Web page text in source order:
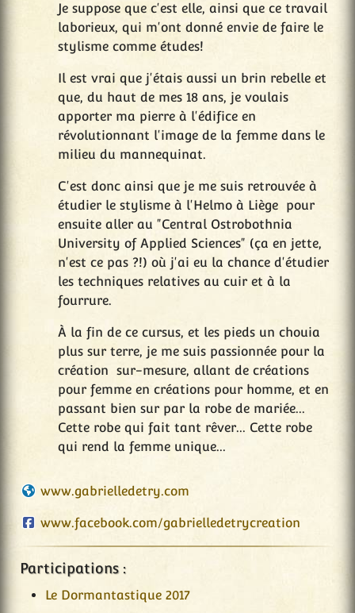
Je suppose que c'est elle, ainsi que ce travail
laborieux, qui m'ont donné envie de faire le
stylisme comme études!
Il est vrai que j'étais aussi un brin rebelle et
que, du haut de mes 18 ans, je voulais
apporter ma pierre à l'édifice en
révolutionnant l'image de la femme dans le
milieu du mannequinat.
C'est donc ainsi que je me suis retrouvée à
étudier le stylisme à l'Helmo à Liège pour
ensuite aller au "Central Ostrobothnia
University of Applied Sciences" (ça en jette,
n'est ce pas ?!) où j'ai eu la chance d'étudier
les techniques relatives au cuir et à la
fourrure.
À la fin de ce cursus, et les pieds un chouia
plus sur terre, je me suis passionnée pour la
création sur-mesure, allant de créations
pour femme en créations pour homme, et en
passant bien sur par la robe de mariée...
Cette robe qui fait tant rêver... Cette robe
qui rend la femme unique...
www.gabrielledetry.com
www.facebook.com/gabrielledetrycreation
Participations :
Le Dormantastique 2017